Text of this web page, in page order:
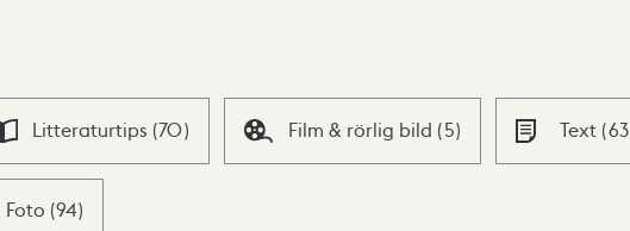
Litteraturtips (70) Film & rörlig bild (5) Text (63
Foto (94)